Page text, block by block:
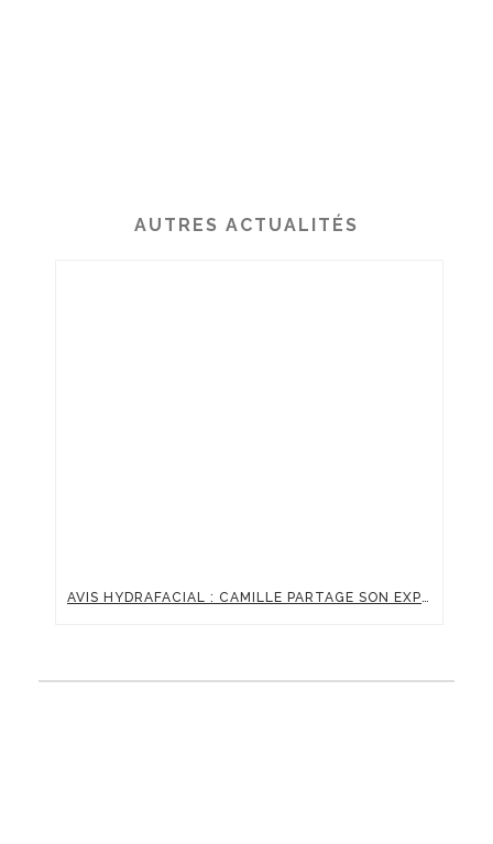
AUTRES ACTUALITÉS
AVIS HYDRAFACIAL : CAMILLE PARTAGE SON EXPÉRIENCE